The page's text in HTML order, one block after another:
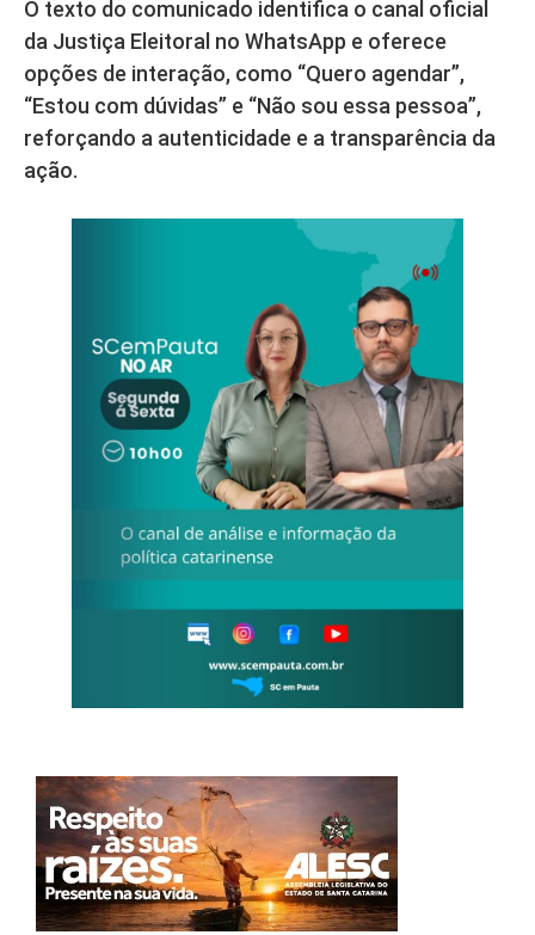
O texto do comunicado identifica o canal oficial
da Justiça Eleitoral no WhatsApp e oferece
opções de interação, como “Quero agendar”,
“Estou com dúvidas” e “Não sou essa pessoa”,
reforçando a autenticidade e a transparência da
ação.